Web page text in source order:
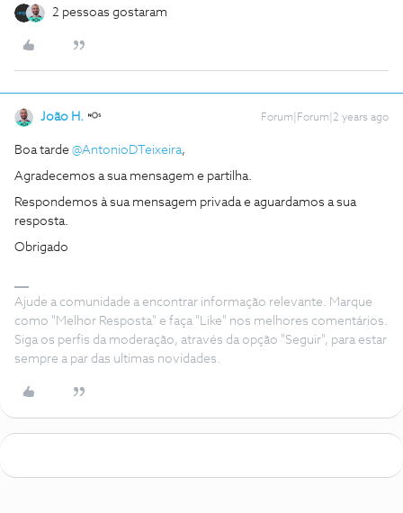
2 pessoas gostaram
João H. Forum|Forum|2 years ago
Boa tarde @AntonioDTeixeira,
Agradecemos a sua mensagem e partilha.
Respondemos à sua mensagem privada e aguardamos a sua
resposta.
Obrigado
Ajude a comunidade a encontrar informação relevante. Marque
como "Melhor Resposta" e faça "Like" nos melhores comentários.
Siga os perfis da moderação, através da opção "Seguir", para estar
sempre a par das ultimas novidades.